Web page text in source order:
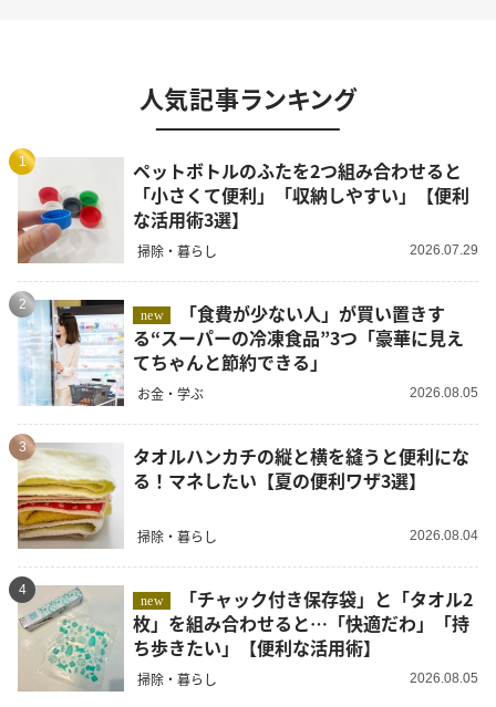
人気記事ランキング
1
ペットボトルのふたを2つ組み合わせると
「小さくて便利」「収納しやすい」【便利
な活用術3選】
掃除・暮らし 2026.07.29
2
new
る“スーパーの冷凍食品”3つ「豪華に見え
てちゃんと節約できる」
お金・学ぶ 2026.08.05
3
タオルハンカチの縦と横を縫うと便利にな
る！マネしたい【夏の便利ワザ3選】
掃除・暮らし 2026.08.04
4
new
枚」を組み合わせると…「快適だわ」「持
ち歩きたい」【便利な活用術】
掃除・暮らし 2026.08.05